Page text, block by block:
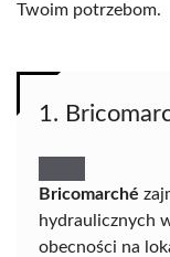
Twoim potrzebom.
1.
Bricomarché
hydraulicznych
obecności na